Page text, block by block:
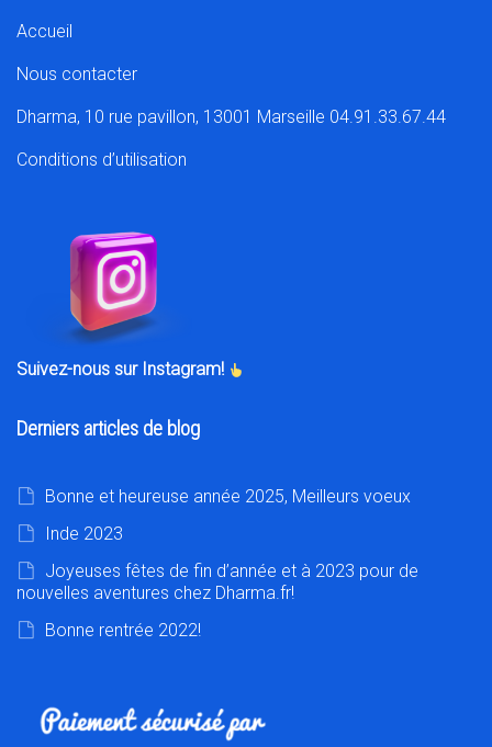
Accueil
Nous contacter
Dharma, 10 rue pavillon, 13001 Marseille 04.91.33.67.44
Conditions d’utilisation
Suivez-nous sur Instagram!
Derniers articles de blog
Bonne et heureuse année 2025, Meilleurs voeux
Inde 2023
Joyeuses fêtes de fin d’année et à 2023 pour de
nouvelles aventures chez Dharma.fr!
Bonne rentrée 2022!